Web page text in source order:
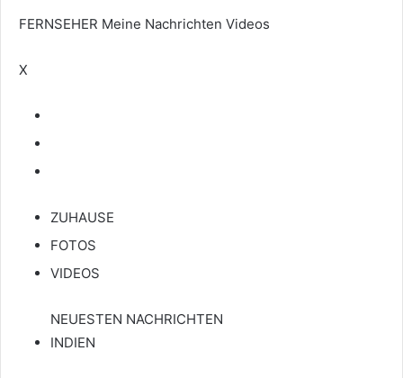
FERNSEHER Meine Nachrichten Videos
X
ZUHAUSE
FOTOS
VIDEOS
NEUESTEN NACHRICHTEN
INDIEN